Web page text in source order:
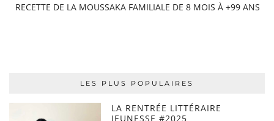
RECETTE DE LA MOUSSAKA FAMILIALE DE 8 MOIS À +99 ANS
LES PLUS POPULAIRES
LA RENTRÉE LITTÉRAIRE
JEUNESSE #2025